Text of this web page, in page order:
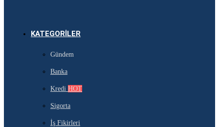
KATEGORILER
Gündem
Banka
Kredi HOT
Sigorta
İş Fikirleri